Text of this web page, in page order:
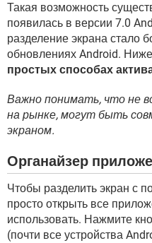
Такая возможность
появилась в версии 7.0
разделение экрана стало
обновлениях Android.
простых способах
Важно понимать, что не
на рынке, могут быть
экраном.
Органайзер
Чтобы разделить экран с
просто открыть все
использовать. Нажмите
(почти все устройства